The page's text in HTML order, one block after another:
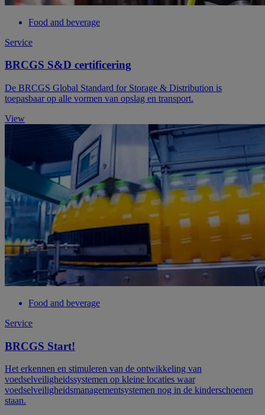
Food and beverage
Service
BRCGS S&D certificering
De BRCGS Global Standard for Storage & Distribution is
toepasbaar op alle vormen van opslag en transport.
View
Food and beverage
Service
BRCGS Start!
Het erkennen en stimuleren van de ontwikkeling van
voedselveiligheidssystemen op kleine locaties waar
voedselveiligheidsmanagementsystemen nog in de kinderschoenen
staan.